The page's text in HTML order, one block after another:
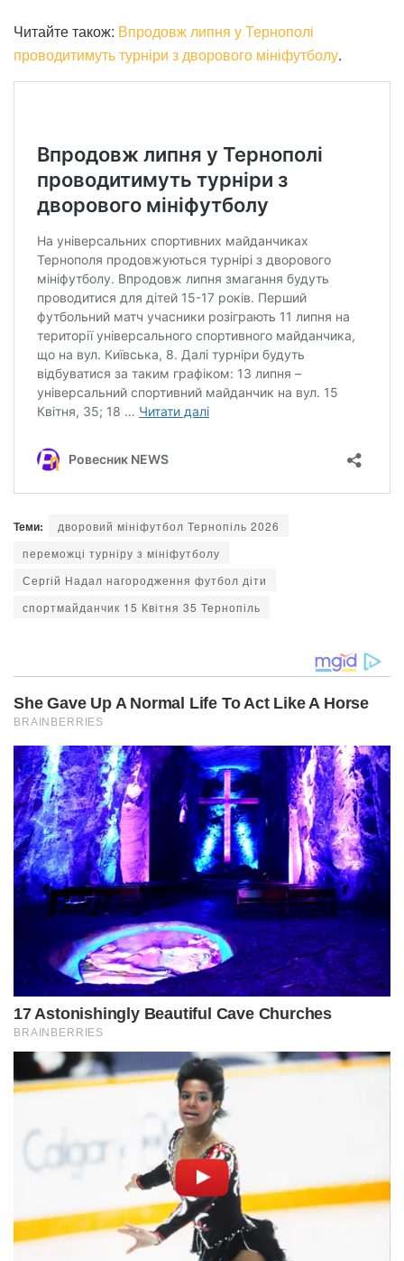
Читайте також: Впродовж липня у Тернополі
проводитимуть турніри з дворового мініфутболу.
Теми:
дворовий мініфутбол Тернопіль 2026
переможці турніру з мініфутболу
Сергій Надал нагородження футбол діти
спортмайданчик 15 Квітня 35 Тернопіль